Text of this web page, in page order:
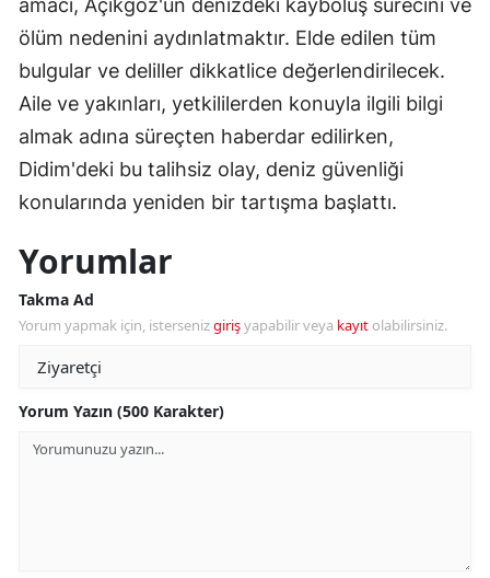
amacı, Açıkgöz'ün denizdeki kayboluş sürecini ve
ölüm nedenini aydınlatmaktır. Elde edilen tüm
bulgular ve deliller dikkatlice değerlendirilecek.
Aile ve yakınları, yetkililerden konuyla ilgili bilgi
almak adına süreçten haberdar edilirken,
Didim'deki bu talihsiz olay, deniz güvenliği
konularında yeniden bir tartışma başlattı.
Yorumlar
Takma Ad
Yorum yapmak için, istersenizgirişyapabilir veya kayıt olabilirsiniz.
Yorum Yazın (500 Karakter)